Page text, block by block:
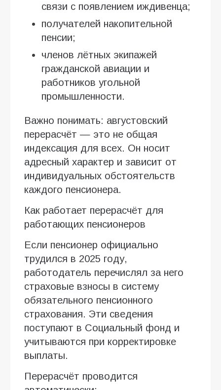
связи с появлением иждивенца;
получателей накопительной
пенсии;
членов лётных экипажей
гражданской авиации и
работников угольной
промышленности.
Важно понимать: августовский
перерасчёт — это не общая
индексация для всех. Он носит
адресный характер и зависит от
индивидуальных обстоятельств
каждого пенсионера.
Как работает перерасчёт для
работающих пенсионеров
Если пенсионер официально
трудился в 2025 году,
работодатель перечислял за него
страховые взносы в систему
обязательного пенсионного
страхования. Эти сведения
поступают в Социальный фонд и
учитываются при корректировке
выплаты.
Перерасчёт проводится